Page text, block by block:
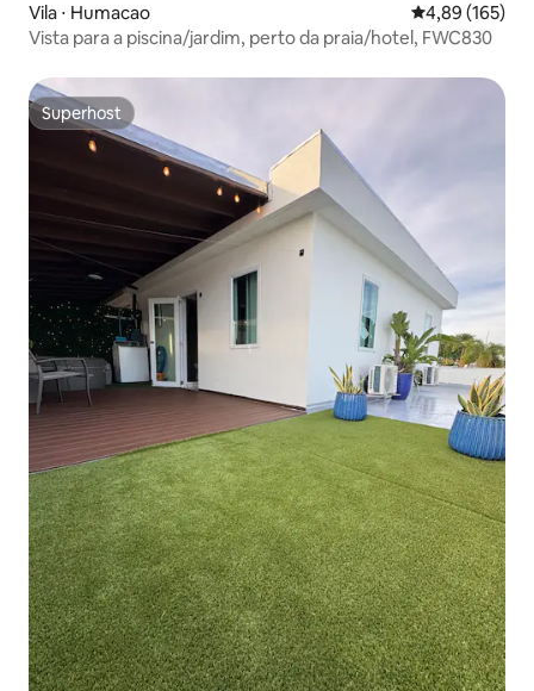
Vila ⋅ Humacao 4,89 de uma
4,89 (165)
Vista para a piscina/jardim, perto da praia/hotel, FWC830
Superhost
Superhost